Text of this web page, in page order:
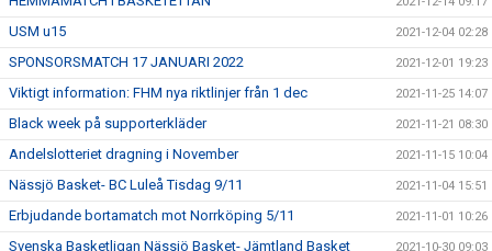
USM u15 2021-12-04 02:28
SPONSORSMATCH 17 JANUARI 2022 2021-12-01 19:23
Viktigt information: FHM nya riktlinjer från 1 dec 2021-11-25 14:07
Black week på supporterkläder 2021-11-21 08:30
Andelslotteriet dragning i November 2021-11-15 10:04
Nässjö Basket- BC Luleå Tisdag 9/11 2021-11-04 15:51
Erbjudande bortamatch mot Norrköping 5/11 2021-11-01 10:26
Svenska Basketligan Nässjö Basket- Jämtland Basket 2021-10-30 09:03